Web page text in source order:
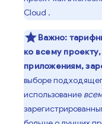
Cloud .
Важно:
ко всему
приложениям,
выборе
использование